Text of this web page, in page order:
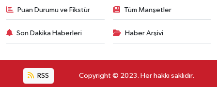
Puan Durumu ve Fikstür Tüm Manşetler
Son Dakika Haberleri Haber Arşivi
RSS Copyright © 2023. Her hakkı saklıdır.